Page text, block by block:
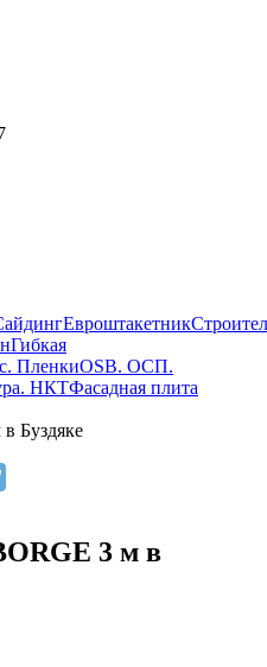
Евроштакетник
Гибкая
ПленкиOSB. ОСП.
НКТФасадная плита
Буздяке
3 м в